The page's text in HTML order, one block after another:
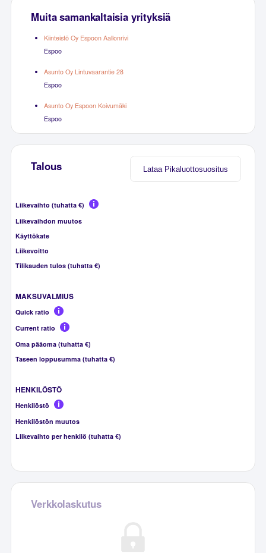
Muita samankaltaisia yrityksiä
Kiinteistö Oy Espoon Aallonrivi
Espoo
Asunto Oy Lintuvaarantie 28
Espoo
Asunto Oy Espoon Koivumäki
Espoo
Lataa Pikaluottosuositus
Talous
Liikevaihto (tuhatta €)
Liikevaihdon muutos
Käyttökate
Liikevoitto
Tilikauden tulos (tuhatta €)
MAKSUVALMIUS
Quick ratio
Current ratio
Oma pääoma (tuhatta €)
Taseen loppusumma (tuhatta €)
HENKILÖSTÖ
Henkilöstö
Henkilöstön muutos
Liikevaihto per henkilö (tuhatta €)
Verkkolaskutus